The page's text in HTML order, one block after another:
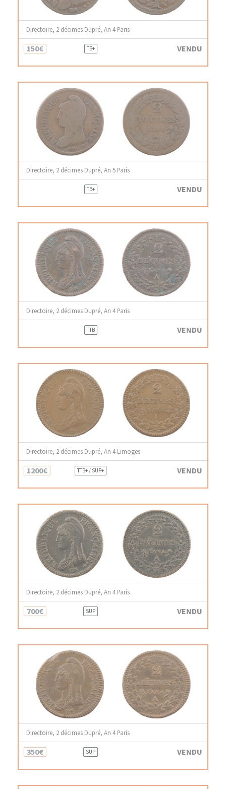
Directoire, 2 décimes Dupré, An 4 Paris
150€ TB+ VENDU
Directoire, 2 décimes Dupré, An 5 Paris
TB+ VENDU
Directoire, 2 décimes Dupré, An 4 Paris
TTB VENDU
Directoire, 2 décimes Dupré, An 4 Limoges
1200€ TTB+ / SUP+ VENDU
Directoire, 2 décimes Dupré, An 4 Paris
700€ SUP VENDU
Directoire, 2 décimes Dupré, An 4 Paris
350€ SUP VENDU